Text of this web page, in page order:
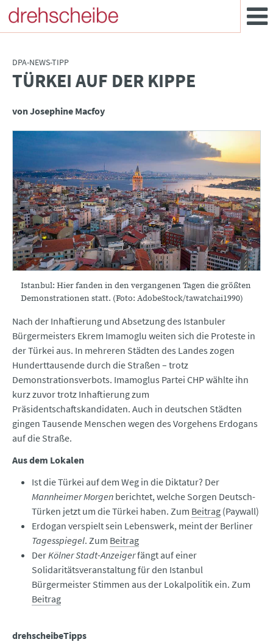
DPA-NEWS-TIPP
:TÜRKEI AUF DER KIPPE
von Josephine Macfoy
Istanbul: Hier fanden in den vergangenen Tagen die größten
Demonstrationen statt. (Foto: AdobeStock/tawatchai1990)
Nach der Inhaftierung und Absetzung des Istanbuler
Bürgermeisters Ekrem Imamoglu weiten sich die Proteste in
der Türkei aus. In mehreren Städten des Landes zogen
Hunderttausende durch die Straßen – trotz
Demonstrationsverbots. Imamoglus Partei CHP wählte ihn
kurz zuvor trotz Inhaftierung zum
Präsidentschaftskandidaten. Auch in deutschen Städten
gingen Tausende Menschen wegen des Vorgehens Erdogans
auf die Straße.
Aus dem Lokalen
Ist die Türkei auf dem Weg in die Diktatur? Der
Mannheimer Morgen berichtet, welche Sorgen Deutsch-
Türken jetzt um die Türkei haben. Zum Beitrag (Paywall)
Erdogan verspielt sein Lebenswerk, meint der Berliner
Tagesspiegel. Zum Beitrag
DerKölner Stadt-Anzeigerfängt auf einer
Solidaritätsveranstaltung für den Istanbul
Bürgermeister Stimmen aus der Lokalpolitik ein. Zum
Beitrag
drehscheibeTipps